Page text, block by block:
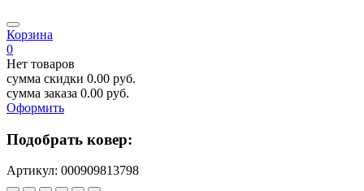
Корзина
0
Нет товаров
сумма скидки 0.00 руб.
сумма заказа 0.00 руб.
Оформить
Подобрать ковер:
Артикул: 000909813798